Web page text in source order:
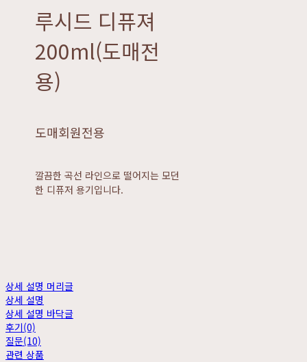
루시드 디퓨져
200ml(도매전
용)
도매회원전용
깔끔한 곡선 라인으로 떨어지는 모던
한 디퓨저 용기입니다.
상세 설명 머리글
상세 설명
상세 설명 바닥글
후기(0)
질문(10)
관련 상품